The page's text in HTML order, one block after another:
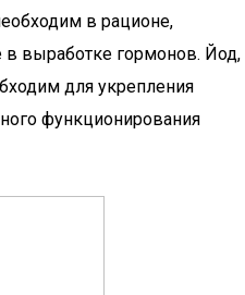
в рационе,
в выработке гормонов. Йод,
для укрепления
функционирования